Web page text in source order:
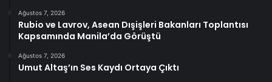
Ağustos 7, 2026
Rubio ve Lavrov, Asean Dışişleri Bakanları Toplantısı
Kapsamında Manila’da Görüştü
Ağustos 7, 2026
Umut Altaş’ın Ses Kaydı Ortaya Çıktı